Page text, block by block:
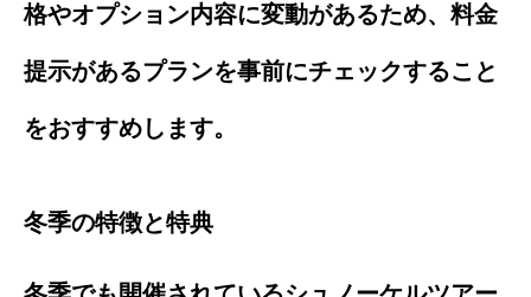
格やオプション内容に変動があるため、料金
提示があるプランを事前にチェックすること
をおすすめします。
冬季の特徴と特典